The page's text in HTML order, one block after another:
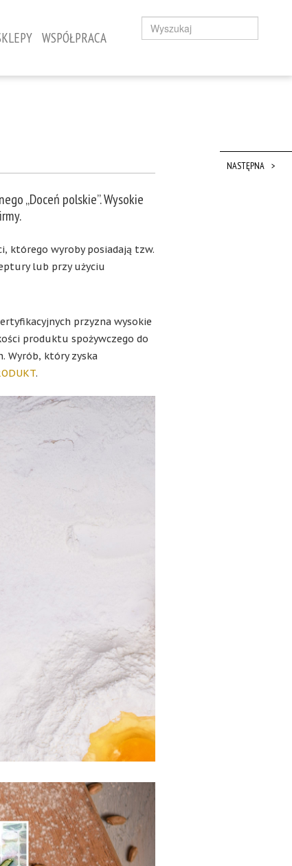
WSPÓŁPRACA
„Doceń polskie”. Wysokie
którego wyroby posiadają tzw.
lub przy użyciu
przyzna wysokie
produktu spożywczego do
Wyrób, który zyska
.
NASTĘPNA